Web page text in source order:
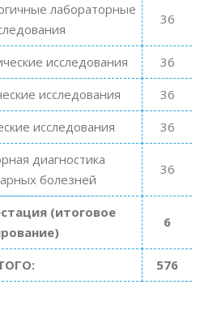
лабораторные
36
исследования
36
исследования
36
исследования 36
диагностика
болезней
36
(итоговое
6
576